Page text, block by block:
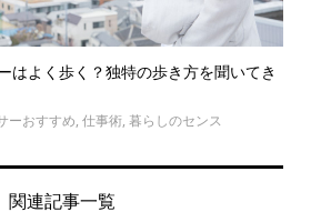
はよく歩く？独特の歩き方を聞いてき
ーおすすめ, 仕事術, 暮らしのセンス
関連記事一覧